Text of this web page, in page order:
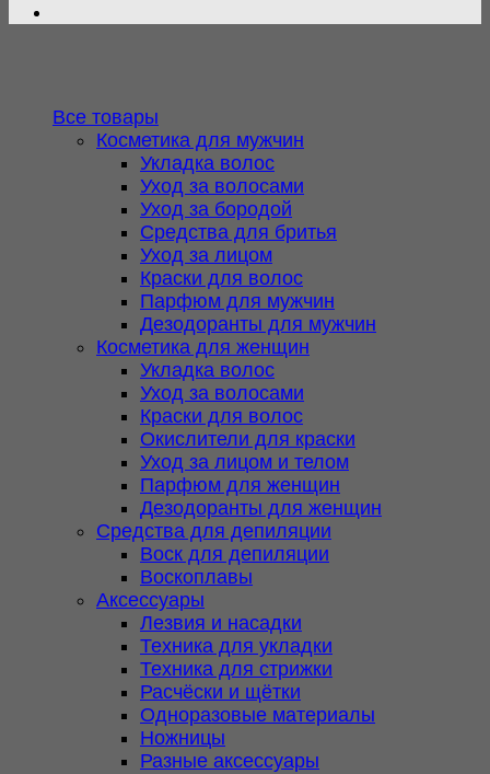
Все товары
Косметика для мужчин
Укладка волос
Уход за волосами
Уход за бородой
Средства для бритья
Уход за лицом
Краски для волос
Парфюм для мужчин
Дезодоранты для мужчин
Косметика для женщин
Укладка волос
Уход за волосами
Краски для волос
Окислители для краски
Уход за лицом и телом
Парфюм для женщин
Дезодоранты для женщин
Средства для депиляции
Воск для депиляции
Воскоплавы
Аксессуары
Лезвия и насадки
Техника для укладки
Техника для стрижки
Расчёски и щётки
Одноразовые материалы
Ножницы
Разные аксессуары